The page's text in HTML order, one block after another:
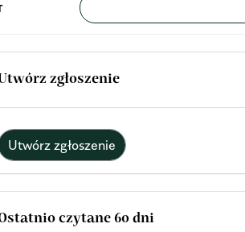
zgłoszenie
Utwórz zgłoszenie
czytane 60 dni